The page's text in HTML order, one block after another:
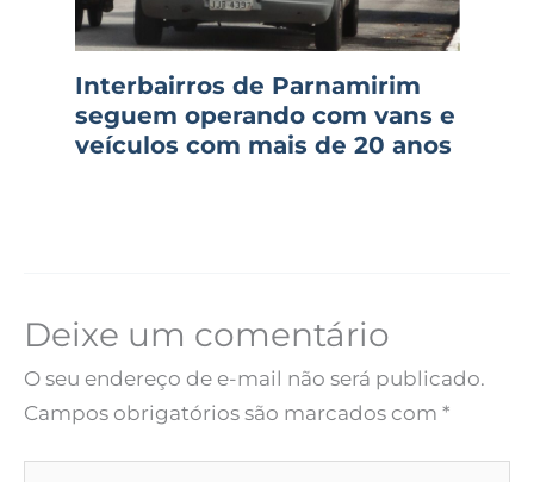
Interbairros de Parnamirim
seguem operando com vans e
veículos com mais de 20 anos
Deixe um comentário
O seu endereço de e-mail não será publicado.
Campos obrigatórios são marcados com *